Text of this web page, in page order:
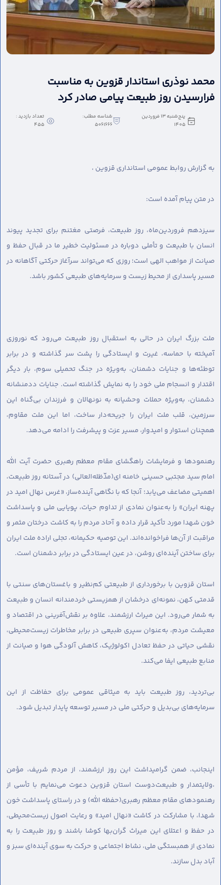
محمد نوذری استاندار قزوین به مناسبت
فرارسیدن روز طبیعت پیامی صادر کرد
پنج‌شنبه 13 فروردین
1405
شناسه مطلب:
5061666
تعداد بازدید :
455
به گزارش روابط عمومی استانداری قزوین ،
در متن پیام آمده است:
سیزدهم فروردین‌ماه، روز طبیعت، فرصتی مغتنم برای تجدید پیوند
انسان با طبیعت و تأملی دوباره در مسئولیت خطیر ما در قبال حفظ و
صیانت از مواهب الهی است؛ روزی که می‌تواند سرآغاز حرکتی آگاهانه در
مسیر پاسداری از محیط زیست و سرمایه‌های طبیعی کشور باشد.
ملت بزرگ ایران در حالی به استقبال روز طبیعت می‌رود که نوروزی
آمیخته با حماسه، غیرت و ایستادگی را پشت سر گذاشته و در برابر
توطئه‌ها و جنایات دشمنان، به‌ویژه در جنگ تحمیلی سوم، بار دیگر
اقتدار و انسجام ملی خود را به نمایش گذاشته است. جنایات ددمنشانه
دشمنان، به‌ویژه حملات وحشیانه به نونهالان و فرزندان بی‌گناه این
سرزمین، قلب ملت ایران را جریحه‌دار ساخت، اما این ملت مقاوم،
همچنان استوار و امیدوار، مسیر عزت و پیشرفت را ادامه می‌دهد.
رهنمودها و فرمایشات راهگشای مقام معظم رهبری حضرت آیت الله
امام سید مجتبی حسینی خامنه ای(مدّظله‌العالی) در آستانه روز طبیعت،
اهمیتی مضاعف می‌یابد؛ آنجا که با نگاهی آینده‌ساز، «غرس نهال امید در
پهنه ایران» را به‌عنوان نمادی از تداوم حیات، پویایی ملی و پاسداشت
خون شهدا مورد تأکید قرار داده و آحاد مردم را به کاشت درختان مثمر و
مراقبت از آن‌ها فراخوانده‌اند. این توصیه حکیمانه، تجلی اراده ملت ایران
برای ساختن آینده‌ای روشن، در عین ایستادگی در برابر دشمنان است.
استان قزوین با برخورداری از طبیعتی کم‌نظیر و باغستان‌های سنتی با
قدمتی کهن، نمونه‌ای درخشان از همزیستی خردمندانه انسان و طبیعت
به شمار می‌رود. این میراث ارزشمند، علاوه بر نقش‌آفرینی در اقتصاد و
معیشت مردم، به‌عنوان سپری طبیعی در برابر مخاطرات زیست‌محیطی،
نقشی حیاتی در حفظ تعادل اکولوژیک، کاهش آلودگی هوا و صیانت از
منابع طبیعی ایفا می‌کند.
بی‌تردید، روز طبیعت باید به میثاقی عمومی برای حفاظت از این
سرمایه‌های بی‌بدیل و حرکتی ملی در مسیر توسعه پایدار تبدیل شود.
اینجانب، ضمن گرامیداشت این روز ارزشمند، از مردم شریف، مؤمن
،ولایتمدار و طبیعت‌دوست استان قزوین دعوت می‌نمایم با تأسی از
رهنمودهای مقام معظم رهبری(حفظه الله) و در راستای پاسداشت خون
شهدا، با مشارکت در کاشت «نهال امید» و رعایت اصول زیست‌محیطی،
در حفظ و اعتلای این میراث گران‌بها کوشا باشند و روز طبیعت را به
نمادی از همبستگی ملی، نشاط اجتماعی و حرکت به سوی آینده‌ای سبز و
آباد بدل سازند.